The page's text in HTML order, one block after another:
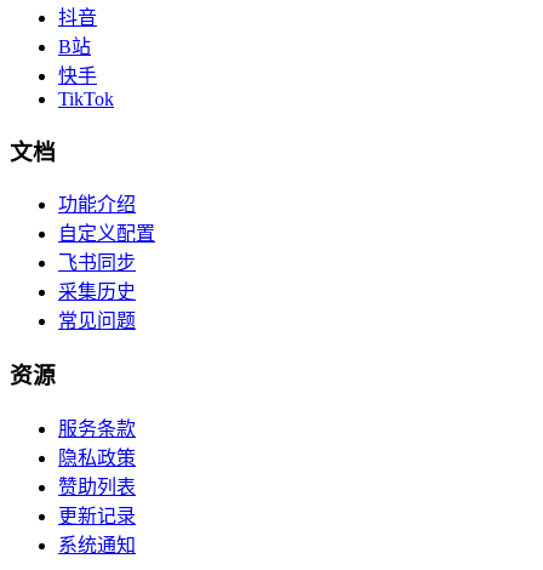
抖音
B站
快手
TikTok
文档
功能介绍
自定义配置
飞书同步
采集历史
常见问题
资源
服务条款
隐私政策
赞助列表
更新记录
系统通知